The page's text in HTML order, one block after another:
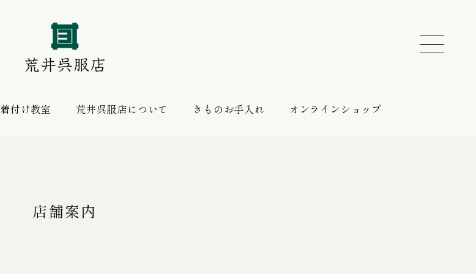
着付け教室 荒井呉服店について きものお手入れ オンラインショップ
店舗案内